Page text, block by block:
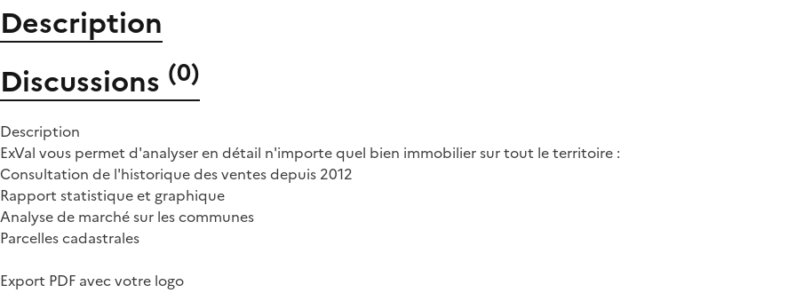
Description
Discussions (0)
Description
ExVal vous permet d'analyser en détail n'importe quel bien immobilier sur tout le territoire :
Consultation de l'historique des ventes depuis 2012
Rapport statistique et graphique
Analyse de marché sur les communes
Parcelles cadastrales
Export PDF avec votre logo